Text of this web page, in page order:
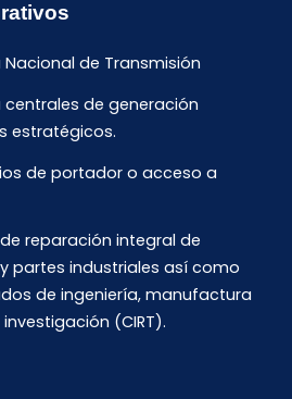
de Transmisión
de generación
estratégicos.
de portador o acceso a
reparación integral de
partes industriales así como
de ingeniería, manufactura
(CIRT).